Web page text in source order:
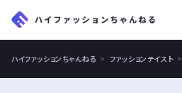
ハイファッションちゃんねる ファッションテイスト